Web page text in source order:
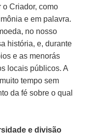
o Criador, como
e em palavra.
no nosso
história, e, durante
e as menorás
locais públicos. A
tempo sem
da fé sobre o qual
e divisão